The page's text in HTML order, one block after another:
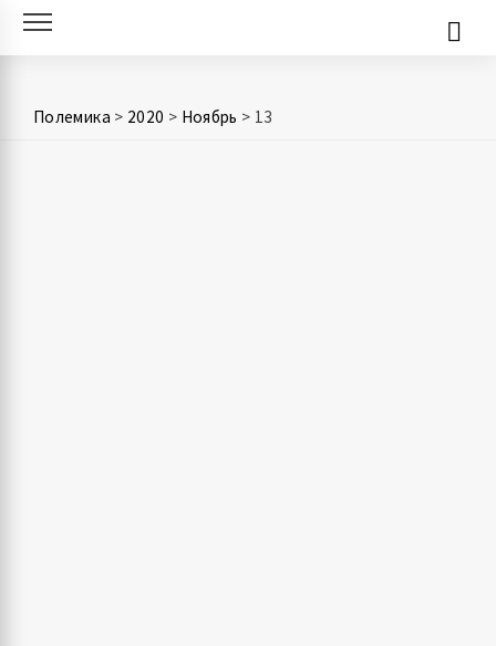
Skip
Полемика > 2020 > Ноябрь > 13